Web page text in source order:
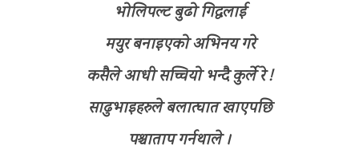
भोलिपल्ट बुढो गिद्धलाई
मयुर बनाइएको अभिनय गरे
कसैले आधी सच्चियो भन्दै कुर्ले रे !
साढुभाइहरुले बलात्घात खाएपछि
पश्चाताप गर्नथाले ।